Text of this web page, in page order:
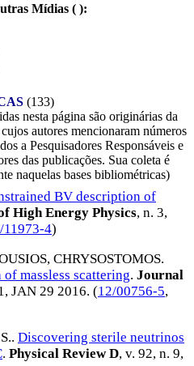
Mídias ( ):
(133)
nesta página são originárias da
autores mencionaram números
a Pesquisadores Responsáveis e
das publicações. Sua coleta é
naquelas bases bibliométricas)
BV description of
High Energy Physics, n. 3,
11973-4)
CHRYSOSTOMOS.
massless scattering. Journal
JAN 29 2016. (12/00756-5,
. Discovering sterile neutrinos
. Physical Review D, v. 92, n. 9,